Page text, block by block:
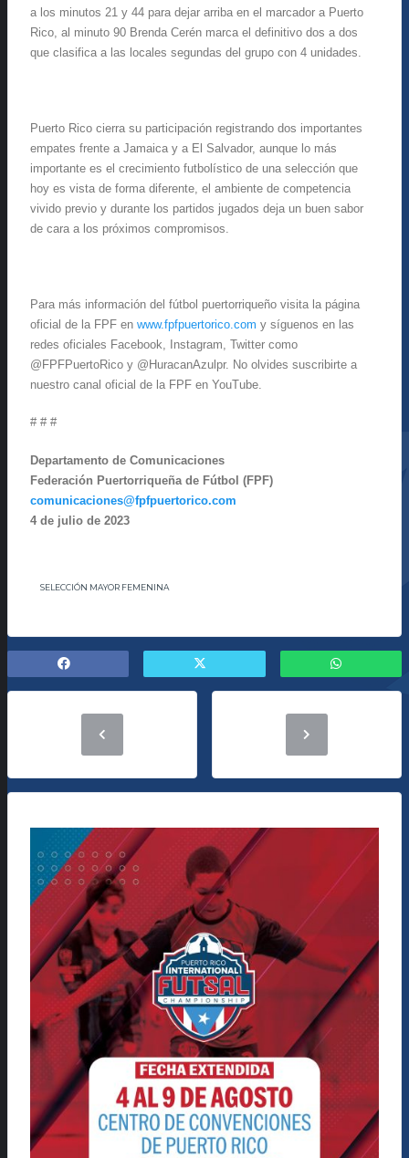
a los minutos 21 y 44 para dejar arriba en el marcador a Puerto
Rico, al minuto 90 Brenda Cerén marca el definitivo dos a dos
que clasifica a las locales segundas del grupo con 4 unidades.
Puerto Rico cierra su participación registrando dos importantes
empates frente a Jamaica y a El Salvador, aunque lo más
importante es el crecimiento futbolístico de una selección que
hoy es vista de forma diferente, el ambiente de competencia
vivido previo y durante los partidos jugados deja un buen sabor
de cara a los próximos compromisos.
Para más información del fútbol puertorriqueño visita la página
oficial de la FPF en www.fpfpuertorico.com y síguenos en las
redes oficiales Facebook, Instagram, Twitter como
@FPFPuertoRico y @HuracanAzulpr. No olvides suscribirte a
nuestro canal oficial de la FPF en YouTube.
# # #
Departamento de Comunicaciones
Federación Puertorriqueña de Fútbol (FPF)
comunicaciones@fpfpuertorico.com
4 de julio de 2023
SELECCIÓN MAYOR FEMENINA